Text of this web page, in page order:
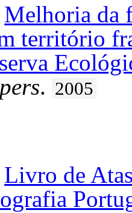
Melhoria da
território
. 2005
Livro de